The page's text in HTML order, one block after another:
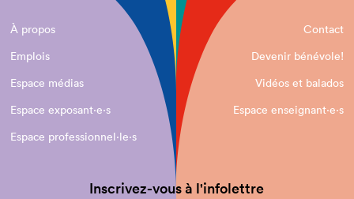
À propos
Contact
Emplois
Devenir bénévole!
Espace médias
Vidéos et balados
Espace exposant·e⋅s
Espace enseignant·e⋅s
Espace professionnel·le⋅s
Inscrivez-vous à l'infolettre